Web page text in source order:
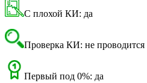
С плохой КИ: да
Проверка КИ: не проводится
Первый под 0%: да